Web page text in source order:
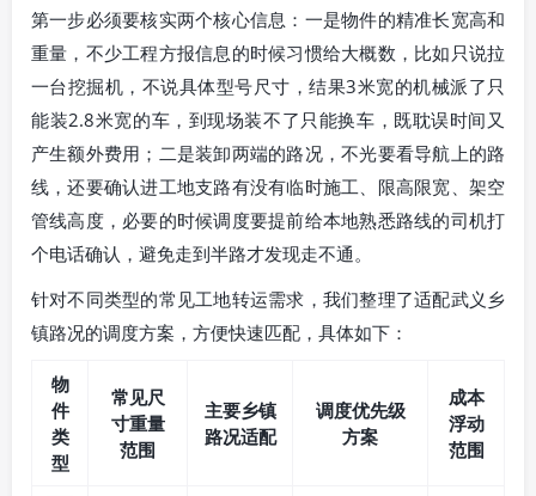
第一步必须要核实两个核心信息：一是物件的精准长宽高和
重量，不少工程方报信息的时候习惯给大概数，比如只说拉
一台挖掘机，不说具体型号尺寸，结果3米宽的机械派了只
能装2.8米宽的车，到现场装不了只能换车，既耽误时间又
产生额外费用；二是装卸两端的路况，不光要看导航上的路
线，还要确认进工地支路有没有临时施工、限高限宽、架空
管线高度，必要的时候调度要提前给本地熟悉路线的司机打
个电话确认，避免走到半路才发现走不通。
针对不同类型的常见工地转运需求，我们整理了适配武义乡
镇路况的调度方案，方便快速匹配，具体如下：
物
件
类
型
常见尺
寸重量
范围
主要乡镇
路况适配
调度优先级
方案
成本
浮动
范围